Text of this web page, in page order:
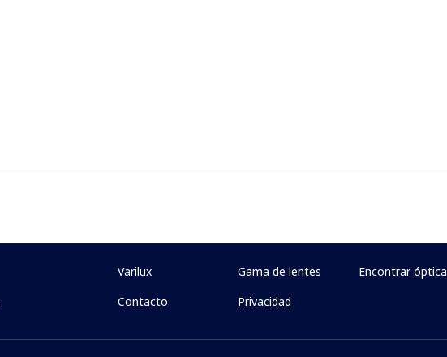
Varilux Gama de lentes
Encontrar óptica
Contacto
Privacidad